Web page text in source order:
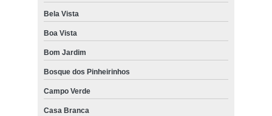
Bela Vista
Boa Vista
Bom Jardim
Bosque dos Pinheirinhos
Campo Verde
Casa Branca